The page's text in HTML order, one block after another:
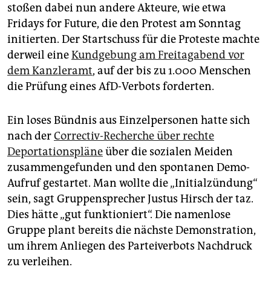
stoßen dabei nun andere Akteure, wie etwa
Fridays for Future, die den Protest am Sonntag
initierten. Der Startschuss für die Proteste machte
derweil eineKundgebung am Freitagabend vor
dem Kanzleramt, auf der bis zu 1.000 Menschen
die Prüfung eines AfD-Verbots forderten.
Ein loses Bündnis aus Einzelpersonen hatte sich
nach derCorrectiv-Recherche über rechte
Deportationspläneüber die sozialen Meiden
zusammengefunden und den spontanen Demo-
Aufruf gestartet. Man wollte die „Initialzündung“
sein, sagt Gruppensprecher Justus Hirsch der taz.
Dies hätte „gut funktioniert“. Die namenlose
Gruppe plant bereits die nächste Demonstration,
um ihrem Anliegen des Parteiverbots Nachdruck
zu verleihen.